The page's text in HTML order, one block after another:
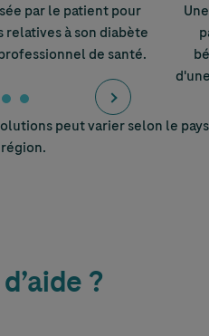
par le patient pour
à son diabète
de santé.
peut varier selon le pays
?